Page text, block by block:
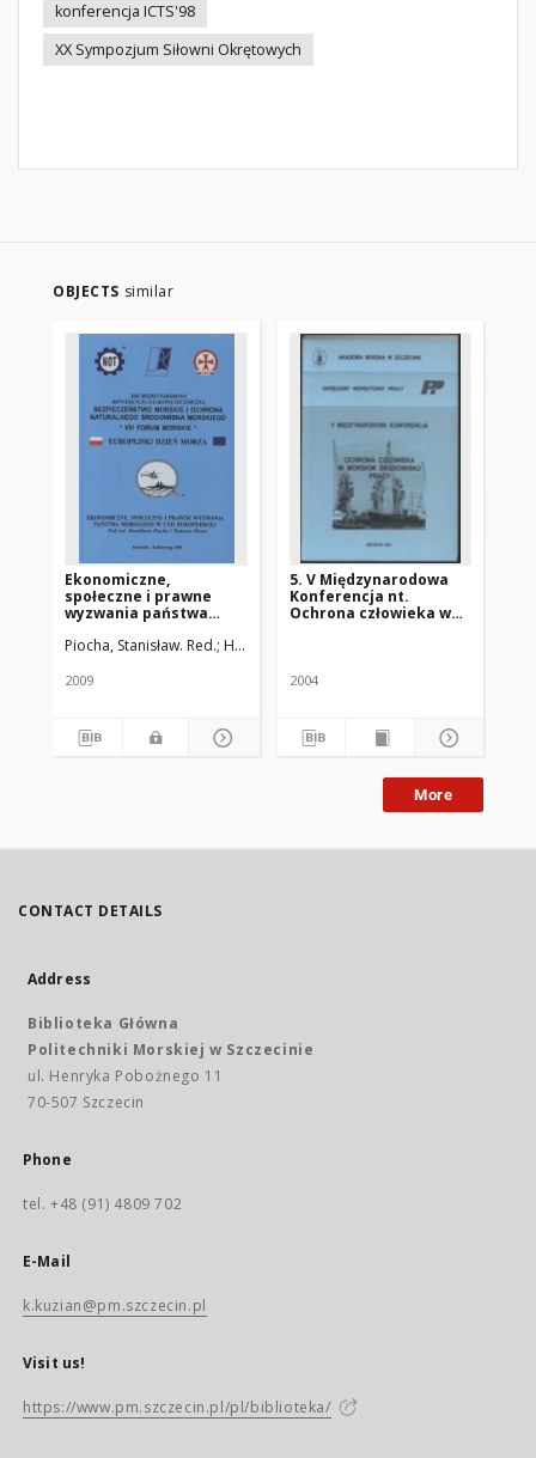
konferencja ICTS'98
XX Sympozjum Siłowni Okrętowych
OBJECTS similar
Ekonomiczne,
społeczne i prawne
wyzwania państwa
Europejskiej
Piocha, Stanisław. Red. Heese, Tomasz. Red.
2009
5. V Międzynarodowa
Konferencja nt.
Ochrona człowieka w
2004
More
CONTACT DETAILS
Address
Biblioteka Główna
Politechniki Morskiej w Szczecinie
ul. Henryka Pobożnego 11
70-507 Szczecin
Phone
tel. +48 (91) 4809 702
E-Mail
k.kuzian@pm.szczecin.pl
Visit us!
https://www.pm.szczecin.pl/pl/biblioteka/